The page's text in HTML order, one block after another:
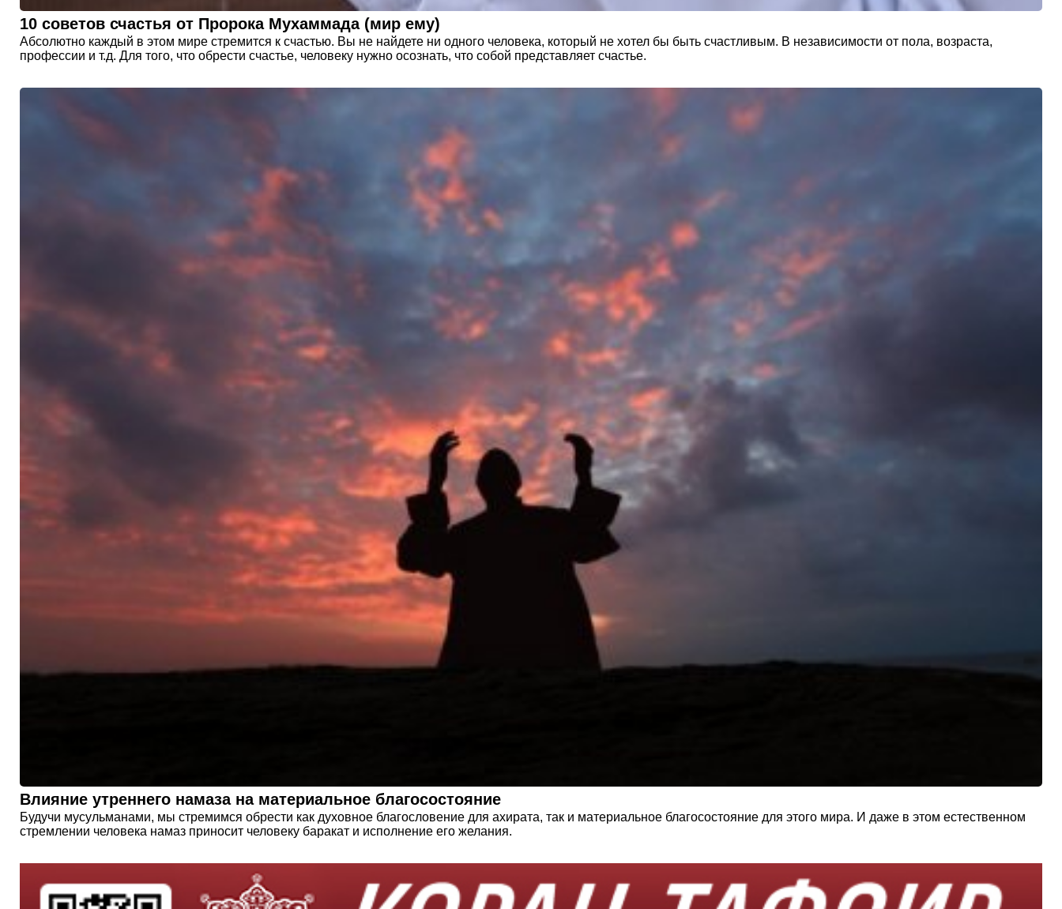
10 советов счастья от Пророка Мухаммада (мир ему)
Абсолютно каждый в этом мире стремится к счастью. Вы не найдете ни одного человека, который не хотел бы быть счастливым. В независимости от пола, возраста,
профессии и т.д. Для того, что обрести счастье, человеку нужно осознать, что собой представляет счастье.
Влияние утреннего намаза на материальное благосостояние
Будучи мусульманами, мы стремимся обрести как духовное благословение для ахирата, так и материальное благосостояние для этого мира. И даже в этом естественном
стремлении человека намаз приносит человеку баракат и исполнение его желания.